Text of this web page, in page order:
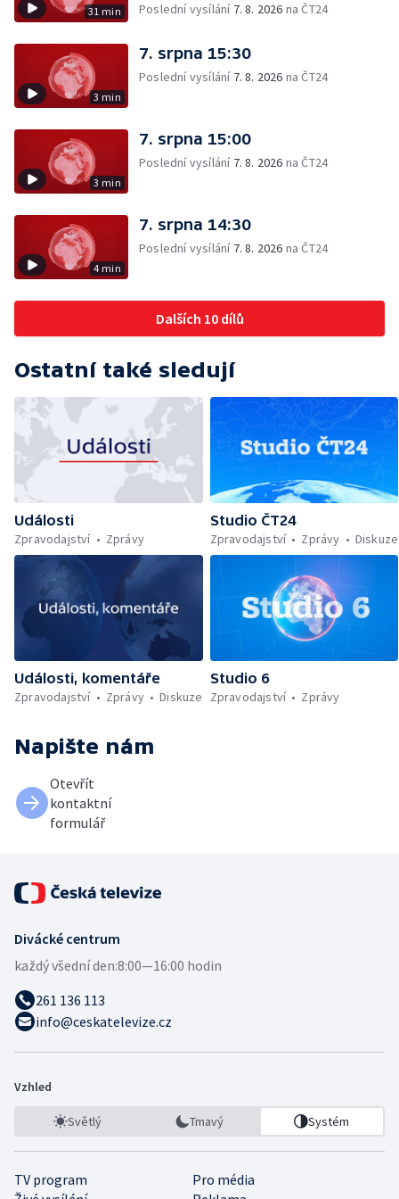
31 min
Poslední vysílání 7. 8. 2026 na ČT24
3 min
7. srpna 15:30
Poslední vysílání 7. 8. 2026 na ČT24
3 min
7. srpna 15:00
Poslední vysílání 7. 8. 2026 na ČT24
4 min
7. srpna 14:30
Poslední vysílání 7. 8. 2026 na ČT24
Dalších 10 dílů
Ostatní také sledují
Události
Zpravodajství
Zprávy
Studio ČT24
Zpravodajství
Zprávy Diskuze
Události, komentáře
Zpravodajství
Zprávy Diskuze
Studio 6
Zpravodajství
Zprávy
Napište nám
Otevřít
kontaktní
formulář
Divácké centrum
každý všední den:8:00—16:00 hodin
261 136 113
info@ceskatelevize.cz
Vzhled
Světlý Tmavý Systém
TV program
Pro média